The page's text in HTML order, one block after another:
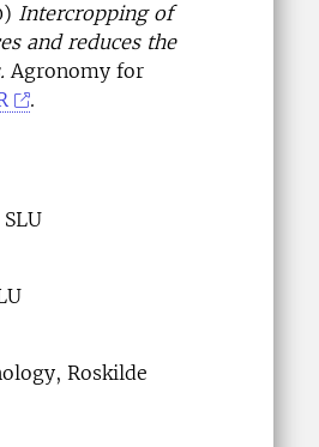
Intercropping of
and reduces the
Agronomy for
.
Roskilde